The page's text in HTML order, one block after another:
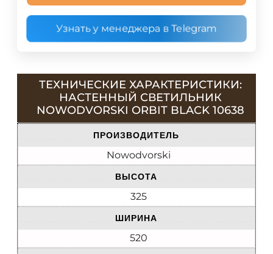
Узнать у менеджера в Telegram
ТЕХНИЧЕСКИЕ ХАРАКТЕРИСТИКИ:
НАСТЕННЫЙ СВЕТИЛЬНИК
NOWODVORSKI ORBIT BLACK 10638
ПРОИЗВОДИТЕЛЬ
Nowodvorski
ВЫСОТА
325
ШИРИНА
520